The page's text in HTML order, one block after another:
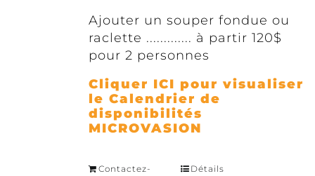
Ajouter un souper fondue ou
raclette ............. à partir 120$
pour 2 personnes
Cliquer ICI pour visualiser
le Calendrier de
disponibilités
MICROVASION
Contactez-
Détails